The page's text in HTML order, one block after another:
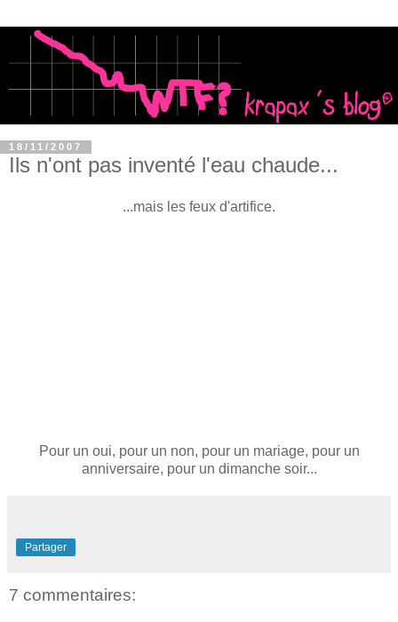
18/11/2007
Ils n'ont pas inventé l'eau chaude...
...mais les feux d'artifice.
Pour un oui, pour un non, pour un mariage, pour un
anniversaire, pour un dimanche soir...
Partager
7 commentaires: